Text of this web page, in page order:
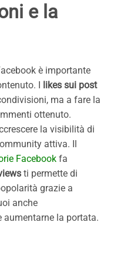
e la
è importante
I likes sui post
ma a fare la
ottenuto.
la visibilità di
attiva. Il
Facebook fa
ti permette di
grazie a
anche
aumentarne la portata.